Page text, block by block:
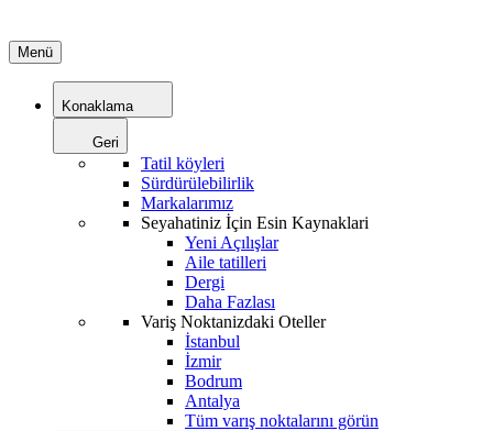
Menü
Konaklama
Geri
Tatil köyleri
Sürdürülebilirlik
Markalarımız
Seyahatiniz İçin Esin Kaynaklari
Yeni Açılışlar
Aile tatilleri
Dergi
Daha Fazlası
Variş Noktanizdaki Oteller
İstanbul
İzmir
Bodrum
Antalya
Tüm varış noktalarını görün